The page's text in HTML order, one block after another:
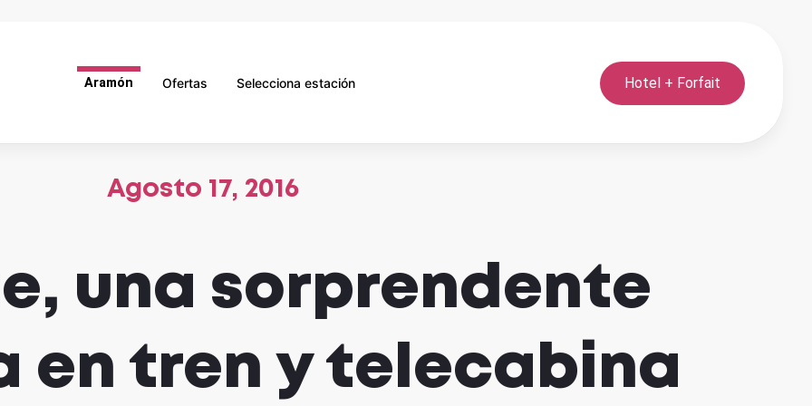
Aramón Ofertas Selecciona estación Hotel + Forfait
Agosto 17, 2016
una sorprendente
en tren y telecabina